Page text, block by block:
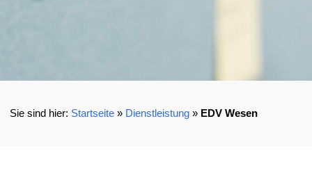
Startseite» Dienstleistung» EDV Wesen